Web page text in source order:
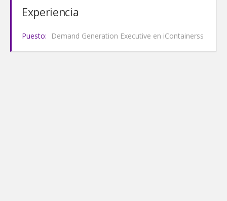
Experiencia
Puesto: Demand Generation Executive en iContainerss